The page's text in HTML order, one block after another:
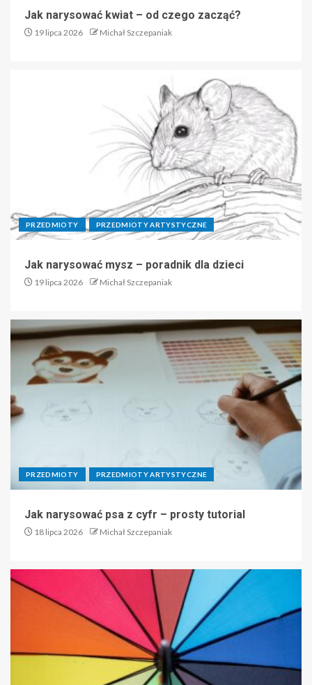
Jak narysować kwiat – od czego zacząć?
19 lipca 2026 Michał Szczepaniak
PRZEDMIOTY PRZEDMIOTY ARTYSTYCZNE
Jak narysować mysz – poradnik dla dzieci
19 lipca 2026 Michał Szczepaniak
PRZEDMIOTY PRZEDMIOTY ARTYSTYCZNE
Jak narysować psa z cyfr – prosty tutorial
18 lipca 2026 Michał Szczepaniak